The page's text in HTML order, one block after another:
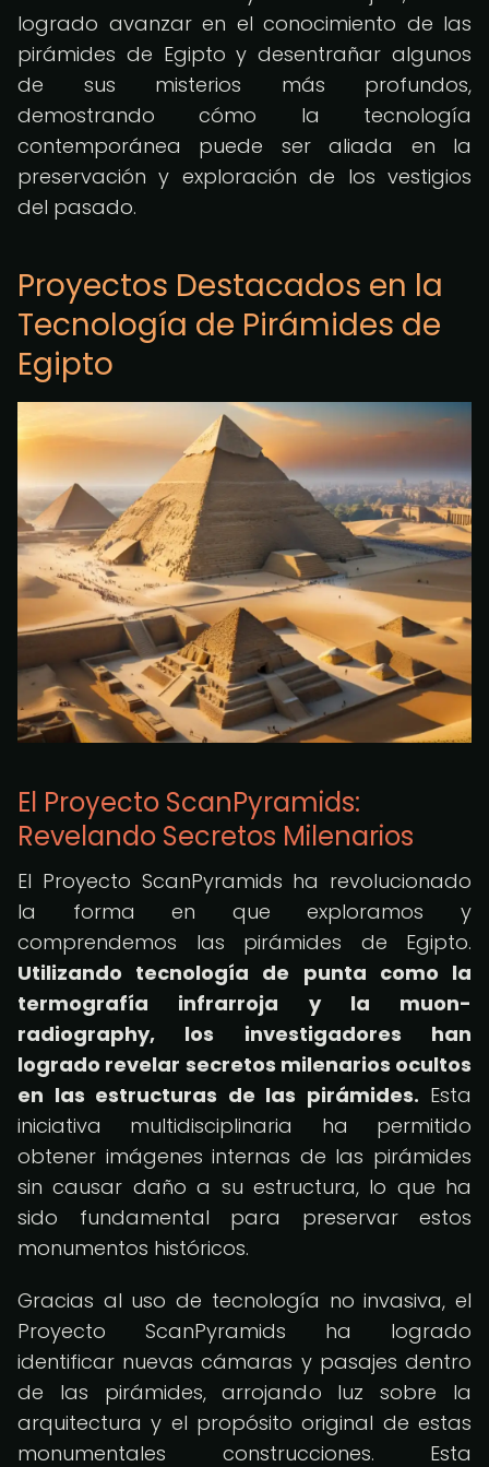
logrado avanzar en el conocimiento de las
pirámides de Egipto y desentrañar algunos
de sus misterios más profundos,
demostrando cómo la tecnología
contemporánea puede ser aliada en la
preservación y exploración de los vestigios
del pasado.
Proyectos Destacados en la
Tecnología de Pirámides de
Egipto
El Proyecto ScanPyramids:
Revelando Secretos Milenarios
El Proyecto ScanPyramids ha revolucionado
la forma en que exploramos y
comprendemos las pirámides de Egipto.
Utilizando tecnología de punta como la
termografía infrarroja y la muon-
radiography, los investigadores han
logrado revelar secretos milenarios ocultos
en las estructuras de las pirámides. Esta
iniciativa multidisciplinaria ha permitido
obtener imágenes internas de las pirámides
sin causar daño a su estructura, lo que ha
sido fundamental para preservar estos
monumentos históricos.
Gracias al uso de tecnología no invasiva, el
Proyecto ScanPyramids ha logrado
identificar nuevas cámaras y pasajes dentro
de las pirámides, arrojando luz sobre la
arquitectura y el propósito original de estas
monumentales construcciones. Esta